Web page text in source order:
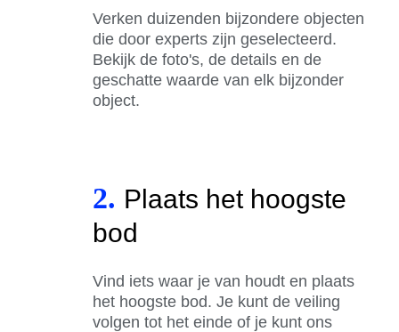
Verken duizenden bijzondere objecten
die door experts zijn geselecteerd.
Bekijk de foto's, de details en de
geschatte waarde van elk bijzonder
object.
2. Plaats het hoogste
bod
Vind iets waar je van houdt en plaats
het hoogste bod. Je kunt de veiling
volgen tot het einde of je kunt ons